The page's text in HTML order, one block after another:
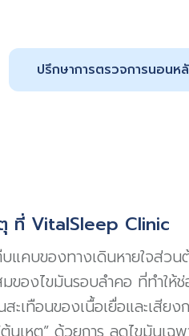
ปรึกษาการตรวจการนอนห
ที่ VitalSleep Clinic
แคบของทางเดินหายใจส่ว
องไขมันรอบลำคอ ที่ทำให้
ะเทือนของเนื้อเยื่อและเสีย